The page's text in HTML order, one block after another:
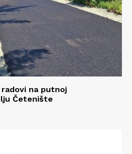
radovi na putnoj
Četenište